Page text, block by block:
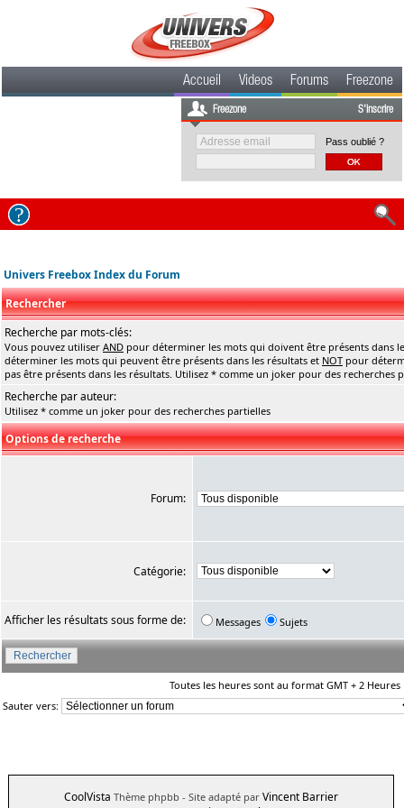
Accueil Videos Forums Freezone
Freezone S'inscrire
Pass oublié ?
Univers Freebox Index du Forum
Rechercher
Recherche par mots-clés:
Vous pouvez utiliser AND pour déterminer les mots qui doivent être présents dans
déterminer les mots qui peuvent être présents dans les résultats et NOT pour
pas être présents dans les résultats. Utilisez * comme un joker pour des recherches
Recherche par auteur:
Utilisez * comme un joker pour des recherches partielles
Options de recherche
Forum:
Catégorie:
Afficher les résultats sous forme de: Messages Sujets
Toutes les heures sont au format GMT + 2 Heures
Sauter vers:
CoolVista Thème phpbb - Site adapté par Vincent Barrier